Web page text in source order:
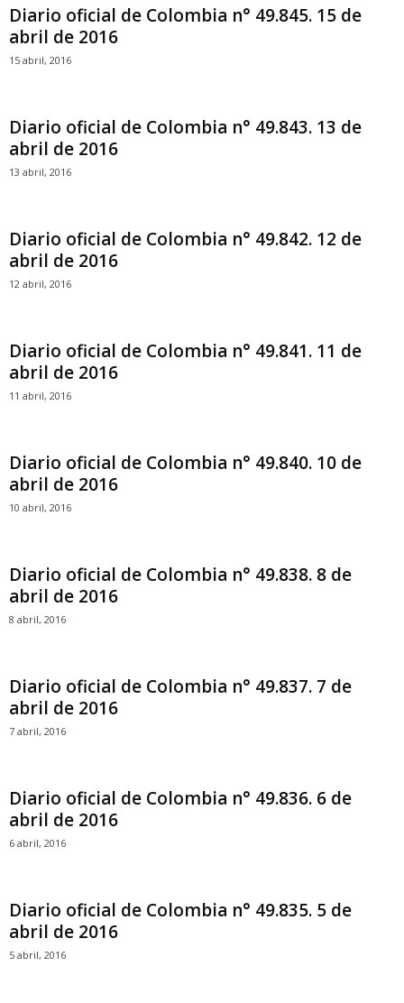
Diario oficial de Colombia n° 49.845. 15 de
abril de 2016
15 abril, 2016
Diario oficial de Colombia n° 49.843. 13 de
abril de 2016
13 abril, 2016
Diario oficial de Colombia n° 49.842. 12 de
abril de 2016
12 abril, 2016
Diario oficial de Colombia n° 49.841. 11 de
abril de 2016
11 abril, 2016
Diario oficial de Colombia n° 49.840. 10 de
abril de 2016
10 abril, 2016
Diario oficial de Colombia n° 49.838. 8 de
abril de 2016
8 abril, 2016
Diario oficial de Colombia n° 49.837. 7 de
abril de 2016
7 abril, 2016
Diario oficial de Colombia n° 49.836. 6 de
abril de 2016
6 abril, 2016
Diario oficial de Colombia n° 49.835. 5 de
abril de 2016
5 abril, 2016